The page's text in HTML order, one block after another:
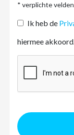
* verplichte velden
Ik heb de
hiermee